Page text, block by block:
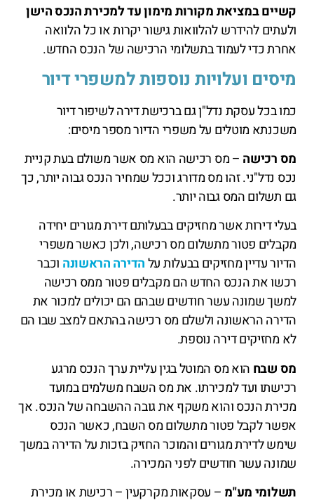
קשיים במציאת מקורות מימון עד למכירת הנכס הישן
ולעתים להידרש להלוואות גישור יקרות או כל הלוואה
אחרת כדי לעמוד בתשלומי הרכישה של הנכס החדש.
מיסים ועלויות נוספות למשפרי דיור
כמו בכל עסקת נדל"ן גם ברכישת דירה לשיפור דיור
משכנתא מוטלים על משפרי הדיור מספר מיסים:
מס רכישה – מס רכישה הוא מס אשר משולם בעת קניית
נכס נדל"ני. זהו מס מדורג וככל שמחיר הנכס גבוה יותר, כך
גם תשלום המס גבוה יותר.
בעלי דירות אשר מחזיקים בבעלותם דירת מגורים יחידה
מקבלים פטור מתשלום מס רכישה, ולכן כאשר משפרי
הדיור עדיין מחזיקים בבעלות עלהדירה הראשונה וכבר
רכשו את הנכס החדש הם מקבלים פטור ממס רכישה
למשך שמונה עשר חודשים שבהם הם יכולים למכור את
הדירה הראשונה ולשלם מס רכישה בהתאם למצב שבו הם
לא מחזיקים דירה נוספת.
מס שבח הוא מס המוטל בגין עליית ערך הנכס מרגע
רכישתו ועד למכירתו. את מס השבח משלמים במועד
מכירת הנכס והוא משקף את גובה ההשבחה של הנכס. אך
אפשר לקבל פטור מתשלום מס השבח, כאשר הנכס
שימש לדירת מגורים והמוכר החזיק בזכות על הדירה במשך
שמונה עשר חודשים לפני המכירה.
תשלומי מע"מ – עסקאות מקרקעין – רכישת או מכירת